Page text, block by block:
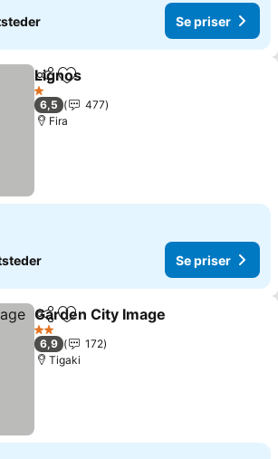
Se priser
Del Legg til i favoritter
Lignos
1 Stjerner
6,5
477
Fira
Se priser
Del Legg til i favoritter
Garden City Image
2 Stjerner
6,9
172
Tigaki